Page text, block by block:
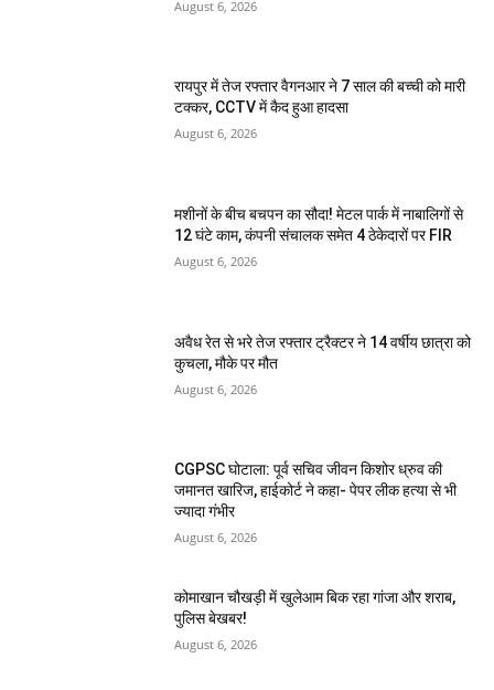
August 6, 2026
रायपुर में तेज रफ्तार वैगनआर ने 7 साल की बच्ची को मारी
टक्कर, CCTV में कैद हुआ हादसा
August 6, 2026
मशीनों के बीच बचपन का सौदा! मेटल पार्क में नाबालिगों से
12 घंटे काम, कंपनी संचालक समेत 4 ठेकेदारों पर FIR
August 6, 2026
अवैध रेत से भरे तेज रफ्तार ट्रैक्टर ने 14 वर्षीय छात्रा को
कुचला, मौके पर मौत
August 6, 2026
CGPSC घोटाला: पूर्व सचिव जीवन किशोर ध्रुव की
जमानत खारिज, हाईकोर्ट ने कहा- पेपर लीक हत्या से भी
ज्यादा गंभीर
August 6, 2026
कोमाखान चौखड़ी में खुलेआम बिक रहा गांजा और शराब,
पुलिस बेखबर!
August 6, 2026